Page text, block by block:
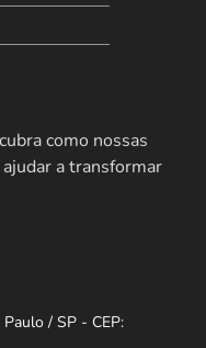
como nossas
a transformar
/ SP - CEP: